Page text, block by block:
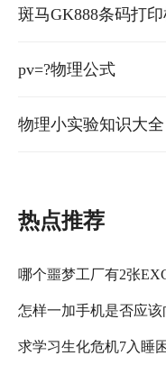
为红色的祥
斑马GK888条码打
GK888d物理参数的
pv=?物理公式
物理小实验知识大
热点推荐
哪个噩梦工厂有2张
答:百度网友24ef169fc
怎样一加手机是否应
前数学2019-07-22百度
求学习生化危机7入睡